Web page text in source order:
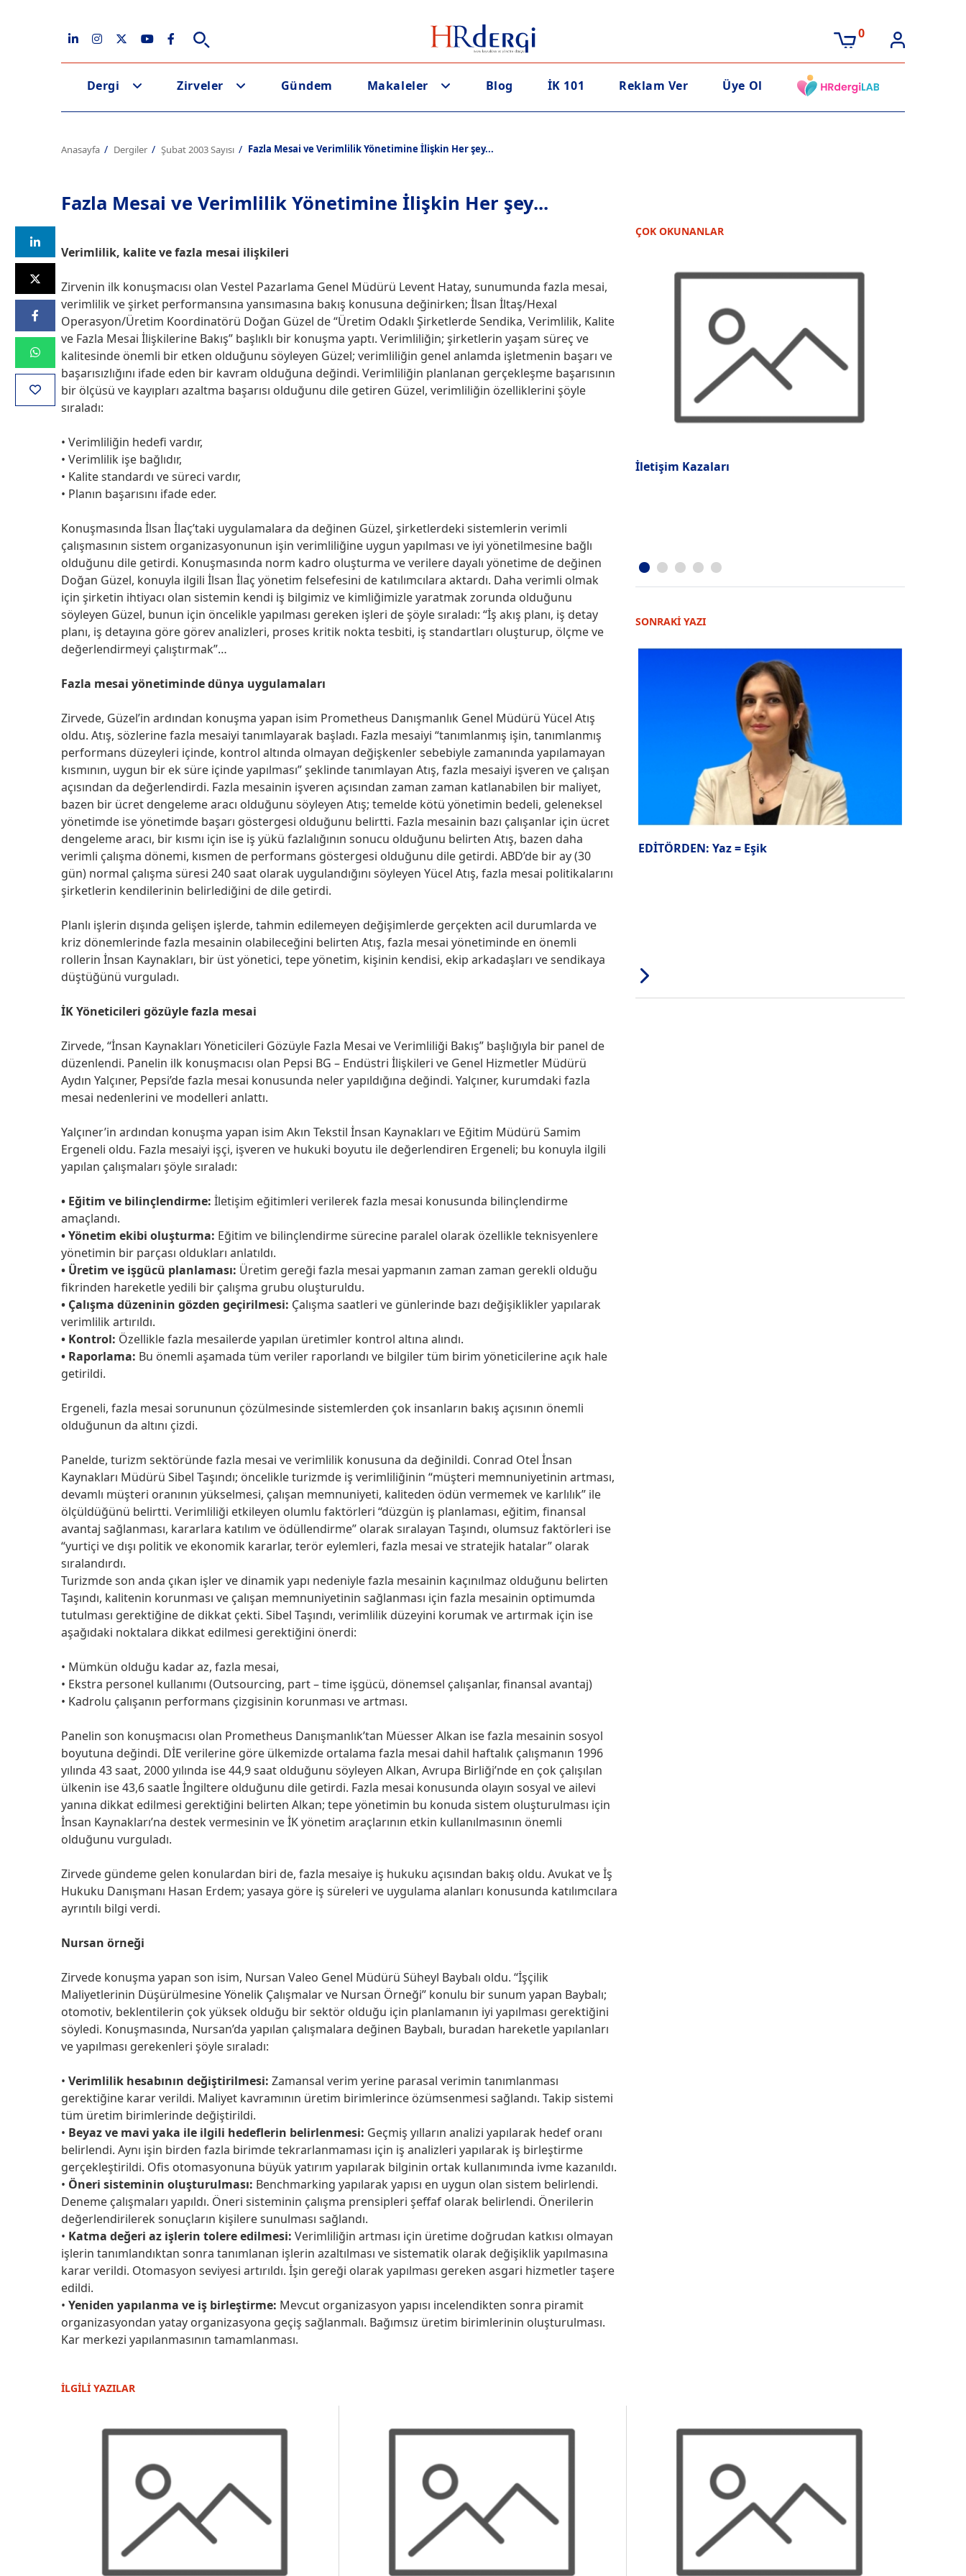
0
Dergi Zirveler Gündem Makaleler Blog İK 101 Reklam Ver Üye Ol
Anasayfa Dergiler Şubat 2003 Sayısı Fazla Mesai ve Verimlilik Yönetimine İlişkin Her şey...
Fazla Mesai ve Verimlilik Yönetimine İlişkin Her şey...
Verimlilik, kalite ve fazla mesai ilişkileri
Zirvenin ilk konuşmacısı olan Vestel Pazarlama Genel Müdürü Levent Hatay, sunumunda fazla mesai,
verimlilik ve şirket performansına yansımasına bakış konusuna değinirken; İlsan İltaş/Hexal
Operasyon/Üretim Koordinatörü Doğan Güzel de “Üretim Odaklı Şirketlerde Sendika, Verimlilik, Kalite
ve Fazla Mesai İlişkilerine Bakış” başlıklı bir konuşma yaptı. Verimliliğin; şirketlerin yaşam süreç ve
kalitesinde önemli bir etken olduğunu söyleyen Güzel; verimliliğin genel anlamda işletmenin başarı ve
başarısızlığını ifade eden bir kavram olduğuna değindi. Verimliliğin planlanan gerçekleşme başarısının
bir ölçüsü ve kayıpları azaltma başarısı olduğunu dile getiren Güzel, verimliliğin özelliklerini şöyle
sıraladı:
• Verimliliğin hedefi vardır,
• Verimlilik işe bağlıdır,
• Kalite standardı ve süreci vardır,
• Planın başarısını ifade eder.
Konuşmasında İlsan İlaç’taki uygulamalara da değinen Güzel, şirketlerdeki sistemlerin verimli
çalışmasının sistem organizasyonunun işin verimliliğine uygun yapılması ve iyi yönetilmesine bağlı
olduğunu dile getirdi. Konuşmasında norm kadro oluşturma ve verilere dayalı yönetime de değinen
Doğan Güzel, konuyla ilgili İlsan İlaç yönetim felsefesini de katılımcılara aktardı. Daha verimli olmak
için şirketin ihtiyacı olan sistemin kendi iş bilgimiz ve kimliğimizle yaratmak zorunda olduğunu
söyleyen Güzel, bunun için öncelikle yapılması gereken işleri de şöyle sıraladı: “İş akış planı, iş detay
planı, iş detayına göre görev analizleri, proses kritik nokta tesbiti, iş standartları oluşturup, ölçme ve
değerlendirmeyi çalıştırmak”…
Fazla mesai yönetiminde dünya uygulamaları
Zirvede, Güzel’in ardından konuşma yapan isim Prometheus Danışmanlık Genel Müdürü Yücel Atış
oldu. Atış, sözlerine fazla mesaiyi tanımlayarak başladı. Fazla mesaiyi “tanımlanmış işin, tanımlanmış
performans düzeyleri içinde, kontrol altında olmayan değişkenler sebebiyle zamanında yapılamayan
kısmının, uygun bir ek süre içinde yapılması” şeklinde tanımlayan Atış, fazla mesaiyi işveren ve çalışan
açısından da değerlendirdi. Fazla mesainin işveren açısından zaman zaman katlanabilen bir maliyet,
bazen bir ücret dengeleme aracı olduğunu söyleyen Atış; temelde kötü yönetimin bedeli, geleneksel
yönetimde ise yönetimde başarı göstergesi olduğunu belirtti. Fazla mesainin bazı çalışanlar için ücret
dengeleme aracı, bir kısmı için ise iş yükü fazlalığının sonucu olduğunu belirten Atış, bazen daha
verimli çalışma dönemi, kısmen de performans göstergesi olduğunu dile getirdi. ABD’de bir ay (30
gün) normal çalışma süresi 240 saat olarak uygulandığını söyleyen Yücel Atış, fazla mesai politikalarını
şirketlerin kendilerinin belirlediğini de dile getirdi.
Planlı işlerin dışında gelişen işlerde, tahmin edilemeyen değişimlerde gerçekten acil durumlarda ve
kriz dönemlerinde fazla mesainin olabileceğini belirten Atış, fazla mesai yönetiminde en önemli
rollerin İnsan Kaynakları, bir üst yönetici, tepe yönetim, kişinin kendisi, ekip arkadaşları ve sendikaya
düştüğünü vurguladı.
İK Yöneticileri gözüyle fazla mesai
Zirvede, “İnsan Kaynakları Yöneticileri Gözüyle Fazla Mesai ve Verimliliği Bakış” başlığıyla bir panel de
düzenlendi. Panelin ilk konuşmacısı olan Pepsi BG – Endüstri İlişkileri ve Genel Hizmetler Müdürü
Aydın Yalçıner, Pepsi’de fazla mesai konusunda neler yapıldığına değindi. Yalçıner, kurumdaki fazla
mesai nedenlerini ve modelleri anlattı.
Yalçıner’in ardından konuşma yapan isim Akın Tekstil İnsan Kaynakları ve Eğitim Müdürü Samim
Ergeneli oldu. Fazla mesaiyi işçi, işveren ve hukuki boyutu ile değerlendiren Ergeneli; bu konuyla ilgili
yapılan çalışmaları şöyle sıraladı:
• Eğitim ve bilinçlendirme: İletişim eğitimleri verilerek fazla mesai konusunda bilinçlendirme
amaçlandı.
• Yönetim ekibi oluşturma: Eğitim ve bilinçlendirme sürecine paralel olarak özellikle teknisyenlere
yönetimin bir parçası oldukları anlatıldı.
• Üretim ve işgücü planlaması: Üretim gereği fazla mesai yapmanın zaman zaman gerekli olduğu
fikrinden hareketle yedili bir çalışma grubu oluşturuldu.
• Çalışma düzeninin gözden geçirilmesi: Çalışma saatleri ve günlerinde bazı değişiklikler yapılarak
verimlilik artırıldı.
• Kontrol: Özellikle fazla mesailerde yapılan üretimler kontrol altına alındı.
• Raporlama: Bu önemli aşamada tüm veriler raporlandı ve bilgiler tüm birim yöneticilerine açık hale
getirildi.
Ergeneli, fazla mesai sorununun çözülmesinde sistemlerden çok insanların bakış açısının önemli
olduğunun da altını çizdi.
Panelde, turizm sektöründe fazla mesai ve verimlilik konusuna da değinildi. Conrad Otel İnsan
Kaynakları Müdürü Sibel Taşındı; öncelikle turizmde iş verimliliğinin “müşteri memnuniyetinin artması,
devamlı müşteri oranının yükselmesi, çalışan memnuniyeti, kaliteden ödün vermemek ve karlılık” ile
ölçüldüğünü belirtti. Verimliliği etkileyen olumlu faktörleri “düzgün iş planlaması, eğitim, finansal
avantaj sağlanması, kararlara katılım ve ödüllendirme” olarak sıralayan Taşındı, olumsuz faktörleri ise
“yurtiçi ve dışı politik ve ekonomik kararlar, terör eylemleri, fazla mesai ve stratejik hatalar” olarak
sıralandırdı.
Turizmde son anda çıkan işler ve dinamik yapı nedeniyle fazla mesainin kaçınılmaz olduğunu belirten
Taşındı, kalitenin korunması ve çalışan memnuniyetinin sağlanması için fazla mesainin optimumda
tutulması gerektiğine de dikkat çekti. Sibel Taşındı, verimlilik düzeyini korumak ve artırmak için ise
aşağıdaki noktalara dikkat edilmesi gerektiğini önerdi:
• Mümkün olduğu kadar az, fazla mesai,
• Ekstra personel kullanımı (Outsourcing, part – time işgücü, dönemsel çalışanlar, finansal avantaj)
• Kadrolu çalışanın performans çizgisinin korunması ve artması.
Panelin son konuşmacısı olan Prometheus Danışmanlık’tan Müesser Alkan ise fazla mesainin sosyol
boyutuna değindi. DİE verilerine göre ülkemizde ortalama fazla mesai dahil haftalık çalışmanın 1996
yılında 43 saat, 2000 yılında ise 44,9 saat olduğunu söyleyen Alkan, Avrupa Birliği’nde en çok çalışılan
ülkenin ise 43,6 saatle İngiltere olduğunu dile getirdi. Fazla mesai konusunda olayın sosyal ve ailevi
yanına dikkat edilmesi gerektiğini belirten Alkan; tepe yönetimin bu konuda sistem oluşturulması için
İnsan Kaynakları’na destek vermesinin ve İK yönetim araçlarının etkin kullanılmasının önemli
olduğunu vurguladı.
Zirvede gündeme gelen konulardan biri de, fazla mesaiye iş hukuku açısından bakış oldu. Avukat ve İş
Hukuku Danışmanı Hasan Erdem; yasaya göre iş süreleri ve uygulama alanları konusunda katılımcılara
ayrıntılı bilgi verdi.
Nursan örneği
Zirvede konuşma yapan son isim, Nursan Valeo Genel Müdürü Süheyl Baybalı oldu. “İşçilik
Maliyetlerinin Düşürülmesine Yönelik Çalışmalar ve Nursan Örneği” konulu bir sunum yapan Baybalı;
otomotiv, beklentilerin çok yüksek olduğu bir sektör olduğu için planlamanın iyi yapılması gerektiğini
söyledi. Konuşmasında, Nursan’da yapılan çalışmalara değinen Baybalı, buradan hareketle yapılanları
ve yapılması gerekenleri şöyle sıraladı:
• Verimlilik hesabının değiştirilmesi: Zamansal verim yerine parasal verimin tanımlanması
gerektiğine karar verildi. Maliyet kavramının üretim birimlerince özümsenmesi sağlandı. Takip sistemi
tüm üretim birimlerinde değiştirildi.
• Beyaz ve mavi yaka ile ilgili hedeflerin belirlenmesi: Geçmiş yılların analizi yapılarak hedef oranı
belirlendi. Aynı işin birden fazla birimde tekrarlanmaması için iş analizleri yapılarak iş birleştirme
gerçekleştirildi. Ofis otomasyonuna büyük yatırım yapılarak bilginin ortak kullanımında ivme kazanıldı.
• Öneri sisteminin oluşturulması: Benchmarking yapılarak yapısı en uygun olan sistem belirlendi.
Deneme çalışmaları yapıldı. Öneri sisteminin çalışma prensipleri şeffaf olarak belirlendi. Önerilerin
değerlendirilerek sonuçların kişilere sunulması sağlandı.
• Katma değeri az işlerin tolere edilmesi: Verimliliğin artması için üretime doğrudan katkısı olmayan
işlerin tanımlandıktan sonra tanımlanan işlerin azaltılması ve sistematik olarak değişiklik yapılmasına
karar verildi. Otomasyon seviyesi artırıldı. İşin gereği olarak yapılması gereken asgari hizmetler taşere
edildi.
• Yeniden yapılanma ve iş birleştirme: Mevcut organizasyon yapısı incelendikten sonra piramit
organizasyondan yatay organizasyona geçiş sağlanmalı. Bağımsız üretim birimlerinin oluşturulması.
Kar merkezi yapılanmasının tamamlanması.
ÇOK OKUNANLAR
İletişim Kazaları
SONRAKİ YAZI
EDİTÖRDEN: Yaz = Eşik
İLGİLİ YAZILAR